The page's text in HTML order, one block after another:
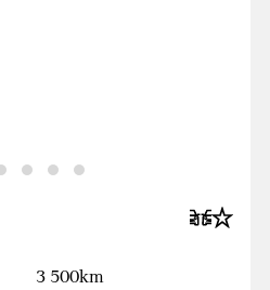
3 500km